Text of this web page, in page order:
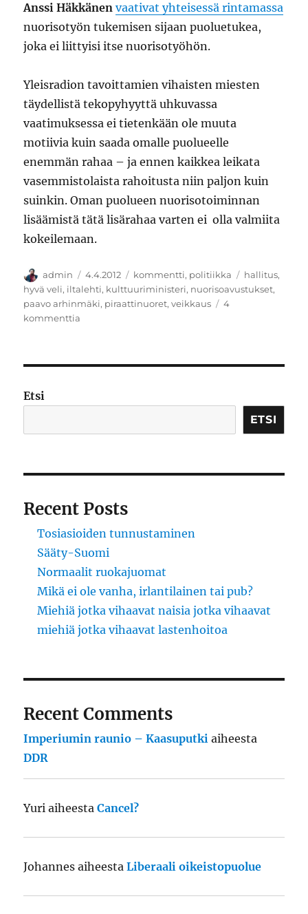
Anssi Häkkänen vaativat yhteisessä rintamassa
nuorisotyön tukemisen sijaan puoluetukea,
joka ei liittyisi itse nuorisotyöhön.
Yleisradion tavoittamien vihaisten miesten
täydellistä tekopyhyyttä uhkuvassa
vaatimuksessa ei tietenkään ole muuta
motiivia kuin saada omalle puolueelle
enemmän rahaa – ja ennen kaikkea leikata
vasemmistolaista rahoitusta niin paljon kuin
suinkin. Oman puolueen nuorisotoiminnan
lisäämistä tätä lisärahaa varten ei olla valmiita
kokeilemaan.
Kirjoittaja
admin Julkaistu
4.4.2012 Kategoriat
kommentti, politiikka Avainsanat
hallitus,
hyvä veli, iltalehti, kulttuuriministeri, nuorisoavustukset,
paavo arhinmäki, piraattinuoret,veikkaus
4
kommenttia
Etsi
ETSI
Recent Posts
Tosiasioiden tunnustaminen
Sääty-Suomi
Normaalit ruokajuomat
Mikä ei ole vanha, irlantilainen tai pub?
Miehiä jotka vihaavat naisia jotka vihaavat
miehiä jotka vihaavat lastenhoitoa
Recent Comments
Imperiumin raunio – Kaasuputki aiheesta
DDR
Yuri aiheestaCancel?
Johannes aiheestaLiberaali oikeistopuolue